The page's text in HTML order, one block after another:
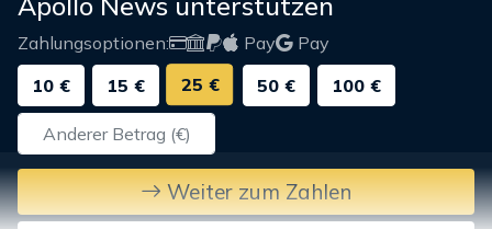
Zahlungsoptionen: Pay
Pay
10 €
15 € 25 € 50 € 100 €
Weiter zum Zahlen